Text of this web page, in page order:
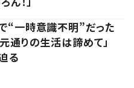
“一時意識不明”だった
通りの生活は諦めて」
る